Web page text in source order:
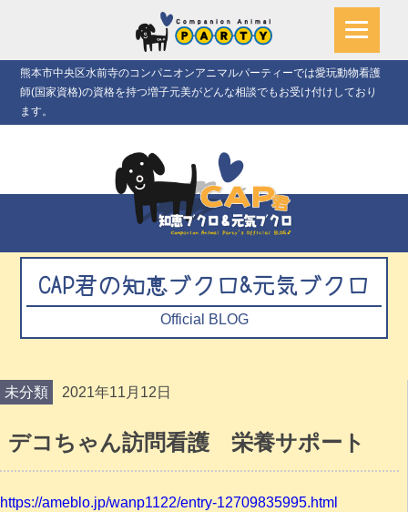
熊本市中央区水前寺のコンパニオンアニマルパーティーでは愛玩動物看護
師(国家資格)の資格を持つ増子元美がどんな相談でもお受け付けしており
ます。
CAP君の知恵ブクロ&元気ブクロ
Official BLOG
未分類 2021年11月12日
デコちゃん訪問看護 栄養サポート
https://ameblo.jp/wanp1122/entry-12709835995.html